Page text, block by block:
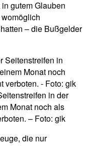
gutem Glauben
– die Bußgelder
in der
Monat noch als
– Foto: gik
die nur